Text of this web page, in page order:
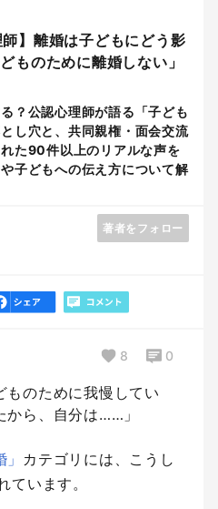
】離婚は子どもにどう影
ものために離婚しない」
？公認心理師が語る「子ども
し穴と、共同親権・面会交流
た90件以上のリアルな声を
子どもへの伝え方について解
著者をフォロー
8 0
ものために我慢してい
から、自分は……」
カテゴリには、こうし
ています。